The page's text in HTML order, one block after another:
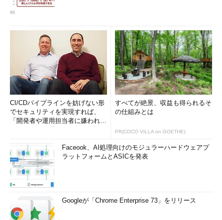
CI/CDパイプラインを妨げない形
でセキュリティを実現すれば、
「開発者や運用担当者に嫌われな
すべてが絶景、収益も得られるそ
の仕組みとは
PR(COCO VILLA on GOETHE)
Faceook、AI処理向けのモジュラーハードウェアプ
ラットフォームとASICを発表
Googleが「Chrome Enterprise 73」をリリース